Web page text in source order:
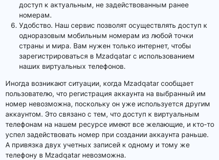
доступ к актуальным, не задействованным ранее
номерам.
Удобство. Наш сервис позволят осуществлять доступ к
одноразовым мобильным номерам из любой точки
страны и мира. Вам нужен только интернет, чтобы
зарегистрироваться в Mzadqatar с использованием
наших виртуальных телефонов.
Иногда возникают ситуации, когда Mzadqatar сообщает
пользователю, что регистрация аккаунта на выбранный им
номер невозможна, поскольку он уже используется другим
аккаунтом. Это связано с тем, что доступ к виртуальным
телефонам на нашем ресурсе имеют все желающие, и кто-то
успел задействовать номер при создании аккаунта раньше.
А привязка двух учетных записей к одному и тому же
телефону в Mzadqatar невозможна.